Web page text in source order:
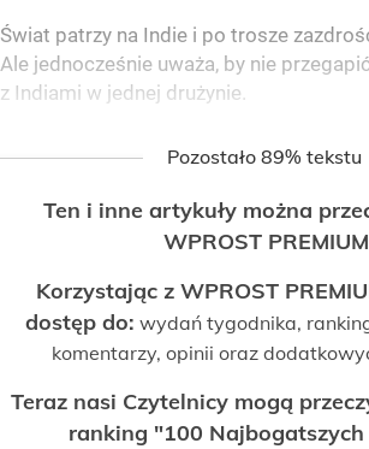
Świat patrzy na Indie i po trosze
Ale jednocześnie uważa, by nie
z Indiami w jednej drużynie.
Pozostało 89% tekstu
Ten i inne artykuły można
WPROST
Korzystając z WPROST
dostęp do: wydań tygodnika,
komentarzy, opinii oraz
Teraz nasi Czytelnicy mogą
ranking "100